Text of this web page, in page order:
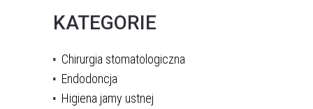
KATEGORIE
Chirurgia stomatologiczna
Endodoncja
Higiena jamy ustnej